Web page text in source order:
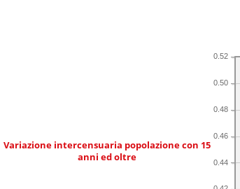
Variazione intercensuaria popolazione con 15
anni ed oltre
0.44
0.46
0.48
0.50
0.52